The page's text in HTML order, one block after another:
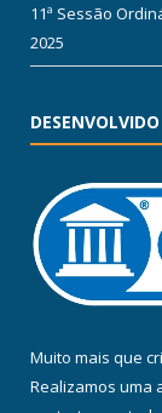
11ª Sessão
2025
Muito mais que
Realizamos uma